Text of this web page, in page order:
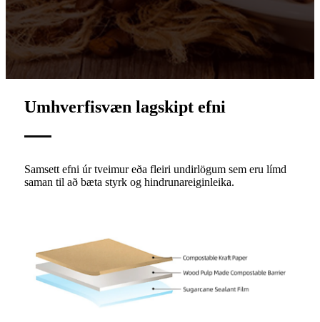
Umhverfisvæn lagskipt efni
Samsett efni úr tveimur eða fleiri undirlögum sem eru límd
saman til að bæta styrk og hindrunareiginleika.